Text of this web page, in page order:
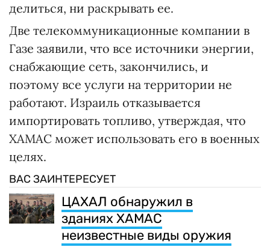
делиться, ни раскрывать ее.
Две телекоммуникационные компании в
Газе заявили, что все источники энергии,
снабжающие сеть, закончились, и
поэтому все услуги на территории не
работают. Израиль отказывается
импортировать топливо, утверждая, что
ХАМАС может использовать его в военных
целях.
ВАС ЗАИНТЕРЕСУЕТ
ЦАХАЛ обнаружил в
зданиях ХАМАС
неизвестные виды оружия